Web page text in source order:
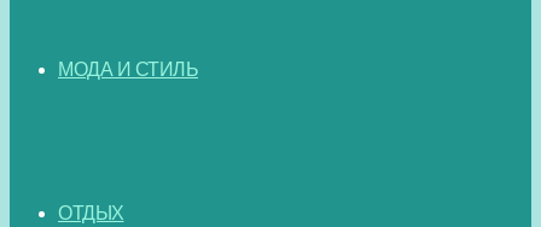
МОДА И СТИЛЬ
ОТДЫХ